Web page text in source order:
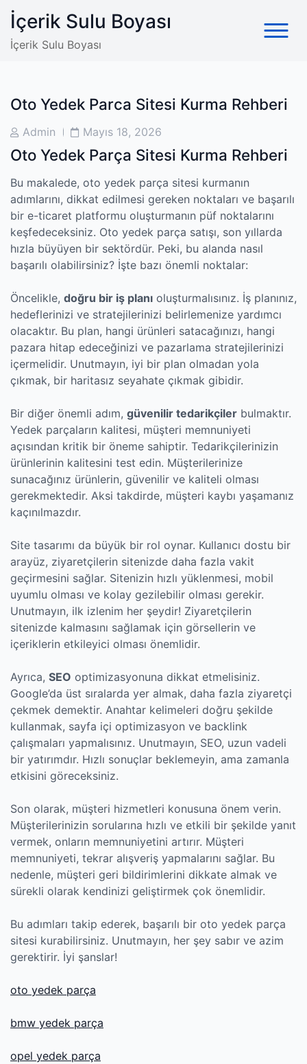
Skip
content
İçerik Sulu Boyası
İçerik Sulu Boyası
Oto Yedek Parca Sitesi Kurma Rehberi
PostAdmin
PostMayıs 18, 2026
Oto Yedek Parça Sitesi Kurma Rehberi
Bu makalede, oto yedek parça sitesi kurmanın
adımlarını, dikkat edilmesi gereken noktaları ve başarılı
bir e-ticaret platformu oluşturmanın püf noktalarını
keşfedeceksiniz. Oto yedek parça satışı, son yıllarda
hızla büyüyen bir sektördür. Peki, bu alanda nasıl
başarılı olabilirsiniz? İşte bazı önemli noktalar:
Öncelikle, doğru bir iş planı oluşturmalısınız. İş planınız,
hedeflerinizi ve stratejilerinizi belirlemenize yardımcı
olacaktır. Bu plan, hangi ürünleri satacağınızı, hangi
pazara hitap edeceğinizi ve pazarlama stratejilerinizi
içermelidir. Unutmayın, iyi bir plan olmadan yola
çıkmak, bir haritasız seyahate çıkmak gibidir.
Bir diğer önemli adım, güvenilir tedarikçiler bulmaktır.
Yedek parçaların kalitesi, müşteri memnuniyeti
açısından kritik bir öneme sahiptir. Tedarikçilerinizin
ürünlerinin kalitesini test edin. Müşterilerinize
sunacağınız ürünlerin, güvenilir ve kaliteli olması
gerekmektedir. Aksi takdirde, müşteri kaybı yaşamanız
kaçınılmazdır.
Site tasarımı da büyük bir rol oynar. Kullanıcı dostu bir
arayüz, ziyaretçilerin sitenizde daha fazla vakit
geçirmesini sağlar. Sitenizin hızlı yüklenmesi, mobil
uyumlu olması ve kolay gezilebilir olması gerekir.
Unutmayın, ilk izlenim her şeydir! Ziyaretçilerin
sitenizde kalmasını sağlamak için görsellerin ve
içeriklerin etkileyici olması önemlidir.
Ayrıca, SEO optimizasyonuna dikkat etmelisiniz.
Google’da üst sıralarda yer almak, daha fazla ziyaretçi
çekmek demektir. Anahtar kelimeleri doğru şekilde
kullanmak, sayfa içi optimizasyon ve backlink
çalışmaları yapmalısınız. Unutmayın, SEO, uzun vadeli
bir yatırımdır. Hızlı sonuçlar beklemeyin, ama zamanla
etkisini göreceksiniz.
Son olarak, müşteri hizmetleri konusuna önem verin.
Müşterilerinizin sorularına hızlı ve etkili bir şekilde yanıt
vermek, onların memnuniyetini artırır. Müşteri
memnuniyeti, tekrar alışveriş yapmalarını sağlar. Bu
nedenle, müşteri geri bildirimlerini dikkate almak ve
sürekli olarak kendinizi geliştirmek çok önemlidir.
Bu adımları takip ederek, başarılı bir oto yedek parça
sitesi kurabilirsiniz. Unutmayın, her şey sabır ve azim
gerektirir. İyi şanslar!
oto yedek parça
bmw yedek parça
opel yedek parça